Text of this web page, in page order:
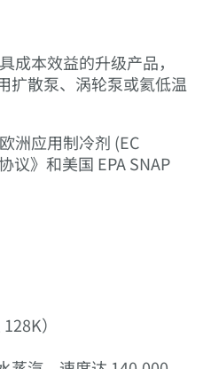
成本效益的升级产品，
扩散泵、涡轮泵或氦低温
洲应用制冷剂 (EC
议》和美国 EPA SNAP
）